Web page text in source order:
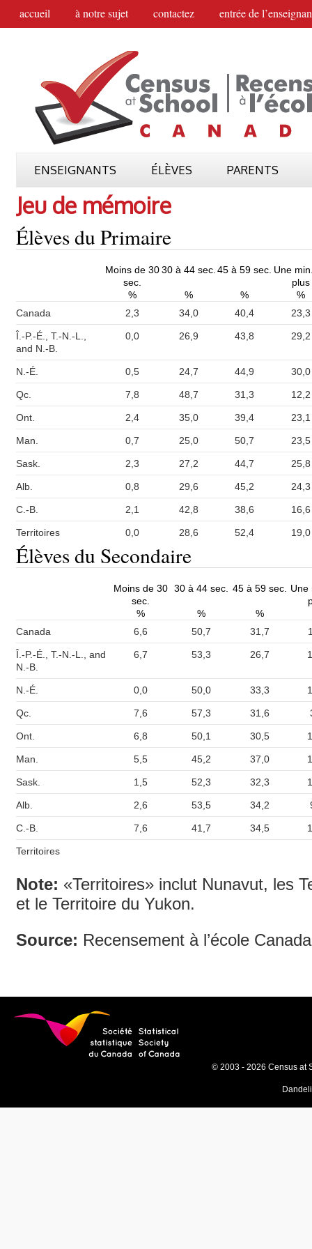
accueil à notre sujet contactez entrée de
ENSEIGNANTS ÉLÈVES PARENTS
Jeu de mémoire
Élèves du Primaire
Moins de 30
sec.
30 à 44 sec. 45 à 59 sec. Une
plus
%
% %
%
Canada
2,3 34,0 40,4 23,3
Î.-P.-É., T.-N.-L.,
and N.-B.
0,0 26,9 43,8 29,2
N.-É. 0,5 24,7 44,9 30,0
Qc. 7,8 48,7 31,3 12,2
Ont. 2,4 35,0 39,4 23,1
Man. 0,7 25,0 50,7 23,5
Sask. 2,3 27,2 44,7 25,8
Alb. 0,8 29,6 45,2 24,3
C.-B. 2,1 42,8 38,6 16,6
Territoires 0,0 28,6 52,4 19,0
Élèves du Secondaire
Moins de 30
sec.
30 à 44 sec. 45 à 59 sec.
Une
%
%
%
Canada
6,6 50,7 31,7
Î.-P.-É., T.-N.-L., and
N.-B.
6,7 53,3 26,7
N.-É. 0,0 50,0 33,3
Qc. 7,6 57,3 31,6
Ont. 6,8 50,1 30,5
Man. 5,5 45,2 37,0
Sask. 1,5 52,3 32,3
Alb. 2,6 53,5 34,2
C.-B. 7,6 41,7 34,5
Territoires
Note: «Territoires» inclut Nunavut, les
et le Territoire du Yukon.
Source: Recensement à l’école
© 2003 - 2026 Census at